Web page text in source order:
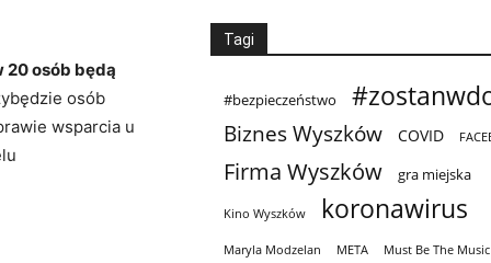
osób będą
osób
wsparcia u
Tagi
#bezpieczeństwo
Biznes Wyszków COVID
Firma Wyszków gra miejska
Kino Wyszków koronawirus
Maryla Modzelan META Must Be The Music